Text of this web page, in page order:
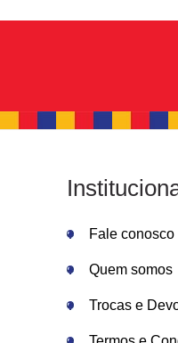
Fale conosco
Quem somos
Trocas e